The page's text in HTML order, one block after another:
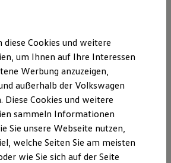
der ID. Modelle
im Winter
unterwegs
Zuhause
finden
fasziniert auf den ersten Blick – aus
sportlicherAllradantrieb
sorgt
Leistungund die
Ihnen geschwindigkeitsabhängige
für Fahrdynamik pur.
Fahrwerksregelung DCC
nach Ihren Bedürfnissen anpassen
Fahrprofilen wie Sport, Komfort,
diese Cookies und weitere
um Ihnen auf Ihre Interessen
Werbung anzuzeigen,
außerhalb der Volkswagen
Diese Cookies und weitere
sammeln Informationen
Sie unsere Webseite nutzen,
welche Seiten Sie am meisten
wie Sie sich auf der Seite